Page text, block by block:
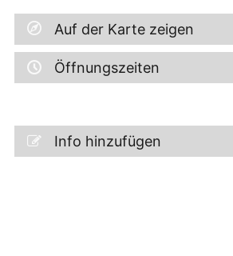
Auf der Karte zeigen
Öffnungszeiten
Info hinzufügen